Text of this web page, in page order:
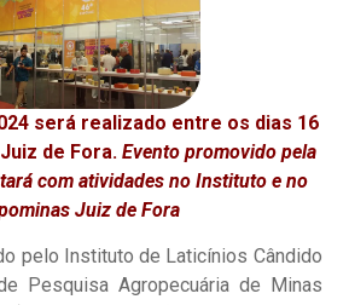
será realizado entre os dias 16
de Fora. Evento promovido pela
com atividades no Instituto e no
Juiz de Fora
pelo Instituto de Laticínios Cândido
Pesquisa Agropecuária de Minas